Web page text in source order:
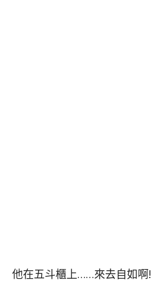
他在五斗櫃上……來去自如啊!